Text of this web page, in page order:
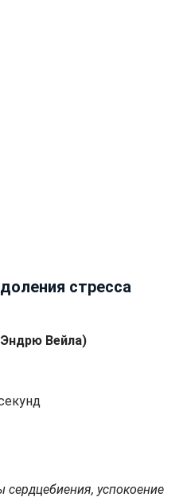
стресса
Вейла)
сердцебиения, успокоение